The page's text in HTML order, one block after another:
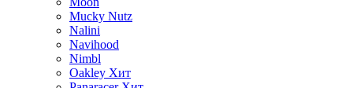
Mucky Nutz
Nalini
Navihood
Nimbl
Oakley Хит